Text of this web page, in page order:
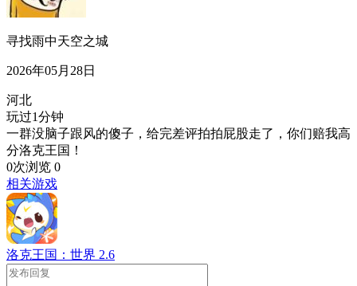
寻找雨中天空之城
2026年05月28日
河北
玩过1分钟
一群没脑子跟风的傻子，给完差评拍拍屁股走了，你们赔我高
分洛克王国！
0次浏览 0
相关游戏
洛克王国：世界 2.6